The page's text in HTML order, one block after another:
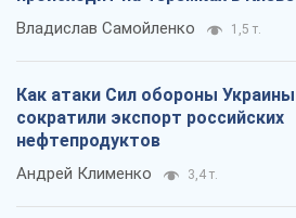
Владислав Самойленко 1,5 т.
Как атаки Сил обороны Украины
сократили экспорт российских
нефтепродуктов
Андрей Клименко 3,4 т.